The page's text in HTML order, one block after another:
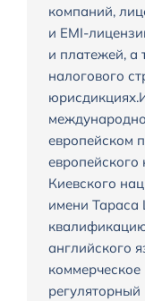
компаний,
и EMI-
и платежей, а
налогового
европейском
европейского
Киевского
имени Тараса
английского